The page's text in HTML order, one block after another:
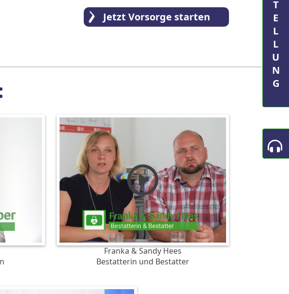
Jetzt Vorsorge starten
Franka & Sandy Hees
Bestatterin und Bestatter